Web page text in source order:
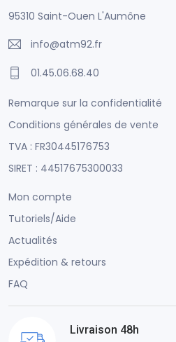
95310 Saint-Ouen L'Aumône
info@atm92.fr
01.45.06.68.40
Remarque sur la confidentialité
Conditions générales de vente
TVA : FR30445176753
SIRET : 44517675300033
Mon compte
Tutoriels/Aide
Actualités
Expédition & retours
FAQ
Livraison 48h